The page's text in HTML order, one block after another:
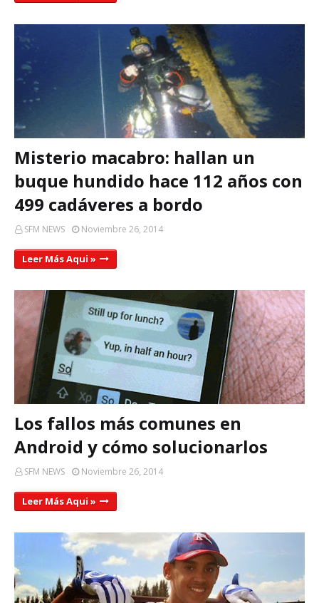
Misterio macabro: hallan un
buque hundido hace 112 años con
499 cadáveres a bordo
SFM NEWS Noviembre 26, 2014
Leer Más Aqui »
Los fallos más comunes en
Android y cómo solucionarlos
SFM NEWS Noviembre 26, 2014
Leer Más Aqui »